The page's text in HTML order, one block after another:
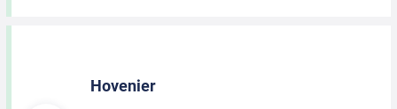
Hovenier